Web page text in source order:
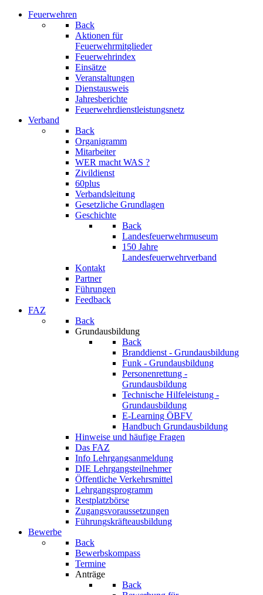
Feuerwehren
Back
Aktionen für
Feuerwehrmitglieder
Feuerwehrindex
Einsätze
Veranstaltungen
Dienstausweis
Jahresberichte
Feuerwehrdienstleistungsnetz
Verband
Back
Organigramm
Mitarbeiter
WER macht WAS ?
Zivildienst
60plus
Verbandsleitung
Gesetzliche Grundlagen
Geschichte
Back
Landesfeuerwehrmuseum
150 Jahre
Landesfeuerwehrverband
Kontakt
Partner
Führungen
Feedback
FAZ
Back
Grundausbildung
Back
Branddienst - Grundausbildung
Funk - Grundausbildung
Personenrettung -
Grundausbildung
Technische Hilfeleistung -
Grundausbildung
E-Learning ÖBFV
Handbuch Grundausbildung
Hinweise und häufige Fragen
Das FAZ
Info Lehrgangsanmeldung
DIE Lehrgangsteilnehmer
Öffentliche Verkehrsmittel
Lehrgangsprogramm
Restplatzbörse
Zugangsvoraussetzungen
Führungskräfteausbildung
Bewerbe
Back
Bewerbskompass
Termine
Anträge
Back